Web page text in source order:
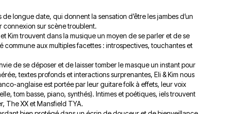
Sud
avec
OgLounis
-
20.07.2026
que
j’étais
ma
!
»
-
16.07.2026
le
27
juin
longue date, qui donnent la sensation d’être les jambes d’un
connexion sur scène troublent.
Kim trouvent dans la musique un moyen de se parler et de se
commune aux multiples facettes : introspectives, touchantes et
de se déposer et de laisser tomber le masque un instant pour
textes profonds et interactions surprenantes, Eli & Kim nous
anglaise est portée par leur guitare folk à effets, leur voix
tom basse, piano, synthés). Intimes et poétiques, iels trouvent
The XX et Mansfield TYA.